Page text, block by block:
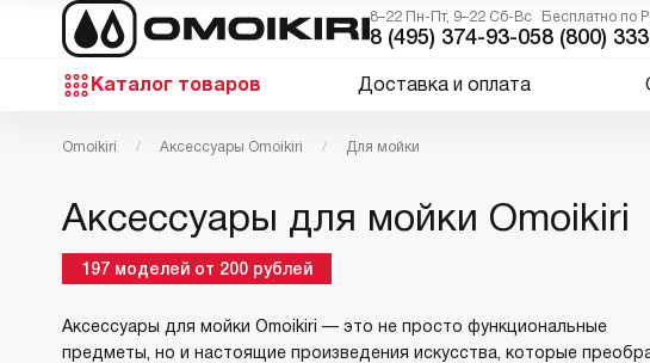
8–22 Пн-Пт, 9–22 Сб-Вс
8 (495) 374-93-05
Бесплатно по
8 (800)
Каталог товаров Доставка и оплата
Omoikiri Аксессуары Omoikiri Для мойки
Аксессуары для мойки Omoikiri
197 моделей от 200 рублей
Аксессуары для мойки Omoikiri — это не просто функциональные
предметы, но и настоящие произведения искусства, которые